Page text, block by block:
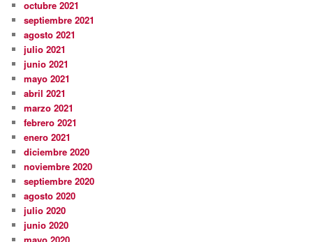
octubre 2021
septiembre 2021
agosto 2021
julio 2021
junio 2021
mayo 2021
abril 2021
marzo 2021
febrero 2021
enero 2021
diciembre 2020
noviembre 2020
septiembre 2020
agosto 2020
julio 2020
junio 2020